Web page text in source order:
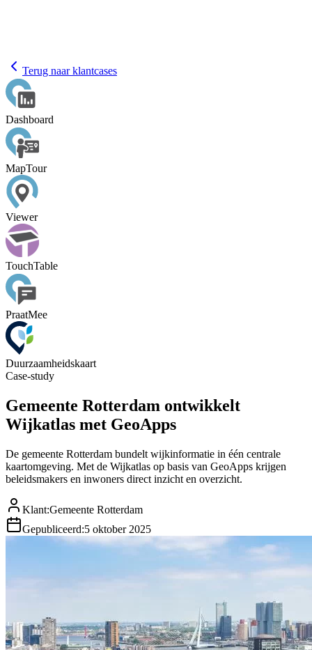
Terug naar klantcases
Dashboard
MapTour
Viewer
TouchTable
PraatMee
Duurzaamheidskaart
Case-study
Gemeente Rotterdam ontwikkelt
Wijkatlas met GeoApps
De gemeente Rotterdam bundelt wijkinformatie in één centrale
kaartomgeving. Met de Wijkatlas op basis van GeoApps krijgen
beleidsmakers en inwoners direct inzicht en overzicht.
Klant:Gemeente Rotterdam
Gepubliceerd:5 oktober 2025